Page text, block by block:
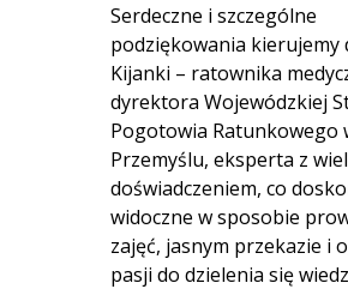
Serdeczne i szczególne
podziękowania kierujemy
Kijanki – ratownika
dyrektora Wojewódzkiej
Pogotowia Ratunkowego
Przemyślu, eksperta z
doświadczeniem, co
widoczne w sposobie
zajęć, jasnym przekazie i
pasji do dzielenia się